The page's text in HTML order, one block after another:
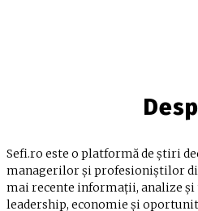
Sefi.ro este o platformă de știri
managerilor și profesioniștilor
mai recente informații, analize și
leadership, economie și